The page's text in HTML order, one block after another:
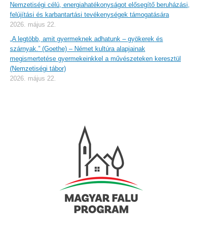
Nemzetiségi célú, energiahatékonyságot elősegítő beruházási,
felújítási és karbantartási tevékenységek támogatására
2026. május 22.
„A legtöbb, amit gyermeknek adhatunk – gyökerek és
szárnyak.” (Goethe) – Német kultúra alapjainak
megismertetése gyermekeinkkel a művészeteken keresztül
(Nemzetiségi tábor)
2026. május 22.